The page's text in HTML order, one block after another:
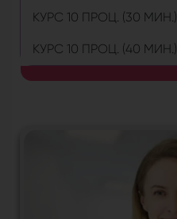
КУРС 10 ПРОЦ. (30 МИН.)
КУРС 10 ПРОЦ. (40 МИН.)